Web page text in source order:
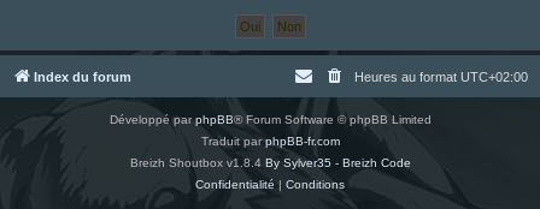
h
Index du forum Heures au format UTC+02:00
Développé parphpBB® Forum Software © phpBB Limited
Traduit parphpBB-fr.com
Breizh Shoutbox v1.8.4 By Sylver35 - Breizh Code
Confidentialité | Conditions